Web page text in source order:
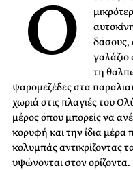
Ο
δάσους,
γαλάζιο
τη
ψαρομεζέδες στα
χωριά στις πλαγιές του
μέρος όπου μπορείς να
κορυφή και την ίδια μέρα
κολυμπάς αντικρίζοντας
υψώνονται στον ορίζοντα.